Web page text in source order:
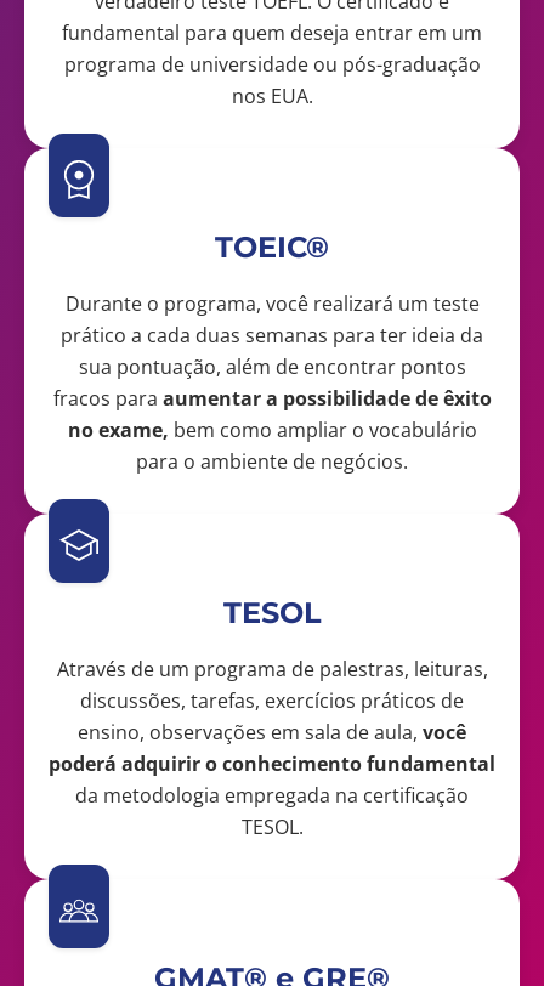
fundamental para quem deseja entrar em um
programa de universidade ou pós-graduação
nos EUA.
TOEIC®
Durante o programa, você realizará um teste
prático a cada duas semanas para ter ideia da
sua pontuação, além de encontrar pontos
fracos para aumentar a possibilidade de êxito
no exame, bem como ampliar o vocabulário
para o ambiente de negócios.
TESOL
Através de um programa de palestras, leituras,
discussões, tarefas, exercícios práticos de
ensino, observações em sala de aula, você
poderá adquirir o conhecimento fundamental
da metodologia empregada na certificação
TESOL.
GMAT® e GRE®